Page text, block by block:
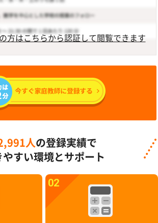
方はこちらから認証して閲覧できます
人 の登録実績で
やすい環境とサポート
02